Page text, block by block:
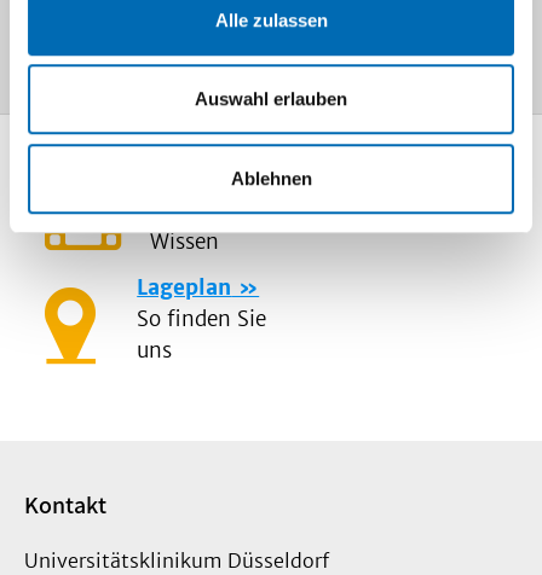
Alle zulassen
Auswahl erlauben
Ablehnen
Mediathek
Information und
Wissen
Lageplan
So finden Sie
uns
Kontakt
Universitätsklinikum Düsseldorf